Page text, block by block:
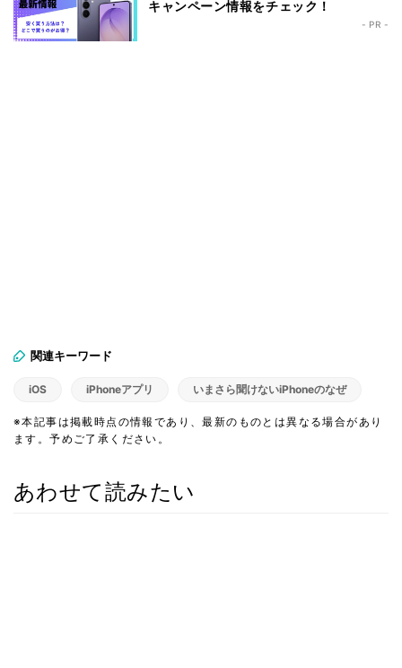
キャンペーン情報をチェック！
- PR -
関連キーワード
iOS iPhoneアプリ いまさら聞けないiPhoneのなぜ
※本記事は掲載時点の情報であり、最新のものとは異なる場合があり
ます。予めご了承ください。
あわせて読みたい